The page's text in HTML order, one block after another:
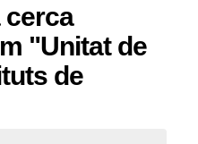
cerca
"Unitat de
de